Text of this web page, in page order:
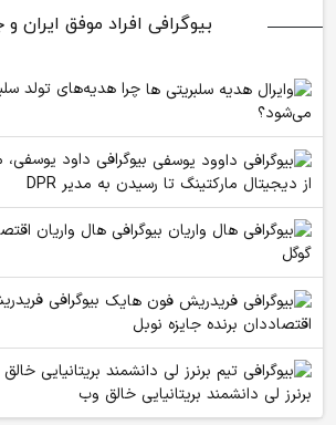
بیوگرافی افراد موفق ایران
چرا هدیه‌های تولد
می‌شود؟
بیوگرافی داود
از دیجیتال مارکتینگ تا رسیدن به مدیر DPR
بیوگرافی هال واریان
گوگل
بیوگرافی
اقتصاددان برنده جایزه نوبل
برنرز لی دانشمند بریتانیایی خالق وب